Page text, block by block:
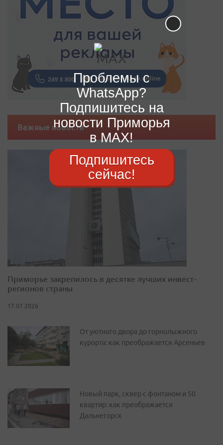
Важные новости
Приморье закрепилось в десятке лучших инвест-
регионов страны
17.07.2026
От уютного двора до горнолыжного
курорта: как преображается Арсеньев
Новый парк, сквер с фонтаном и 50
квартир: как преображается
Дальнегорск
Проблемы с
WhatsApp?
Подпишитесь на
новости Приморья
в MAX!
Подпишитесь
сейчас!